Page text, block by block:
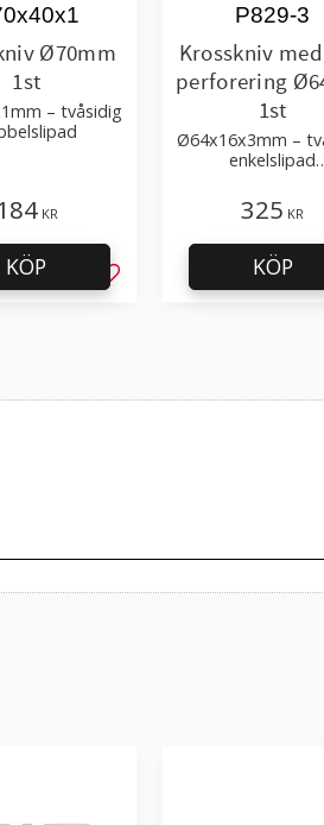
Ø70mm
1st
– tvåsidig
KR
Lägg till i favoriter
KÖP
Krosskniv
perforering
1st
Ø64x16x3mm –
enkelslipad
P829-3
325 KR
KÖP